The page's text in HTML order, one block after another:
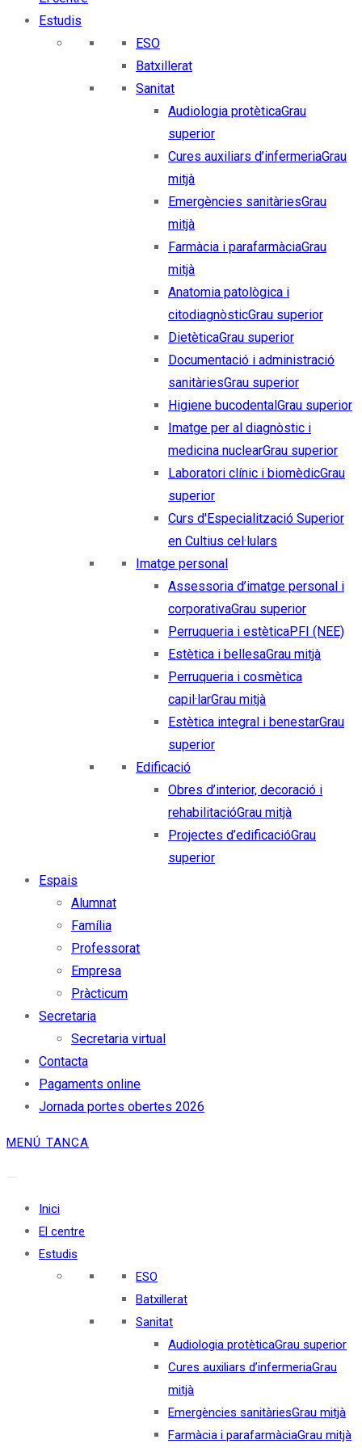
Estudis
ESO
Batxillerat
Sanitat
Audiologia protèticaGrau
superior
Cures auxiliars d’infermeriaGrau
mitjà
Emergències sanitàriesGrau
mitjà
Farmàcia i parafarmàciaGrau
mitjà
Anatomia patològica i
citodiagnòsticGrau superior
DietèticaGrau superior
Documentació i administració
sanitàriesGrau superior
Higiene bucodentalGrau superior
Imatge per al diagnòstic i
medicina nuclearGrau superior
Laboratori clínic i biomèdicGrau
superior
Curs d'Especialització Superior
en Cultius cel·lulars
Imatge personal
Assessoria d’imatge personal i
corporativaGrau superior
Perruqueria i estèticaPFI (NEE)
Estètica i bellesaGrau mitjà
Perruqueria i cosmètica
capil·larGrau mitjà
Estètica integral i benestarGrau
superior
Edificació
Obres d’interior, decoració i
rehabilitacióGrau mitjà
Projectes d’edificacióGrau
superior
Espais
Alumnat
Família
Professorat
Empresa
Pràcticum
Secretaria
Secretaria virtual
Contacta
Pagaments online
Jornada portes obertes 2026
MENÚ TANCA
Inici
El centre
Estudis
ESO
Batxillerat
Sanitat
Audiologia protèticaGrau superior
Cures auxiliars d’infermeriaGrau
mitjà
Emergències sanitàriesGrau mitjà
Farmàcia i parafarmàciaGrau mitjà